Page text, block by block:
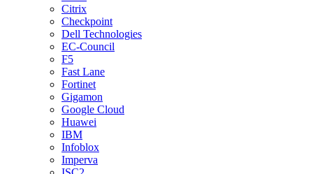
Citrix
Checkpoint
Dell Technologies
EC-Council
F5
Fast Lane
Fortinet
Gigamon
Google Cloud
Huawei
IBM
Infoblox
Imperva